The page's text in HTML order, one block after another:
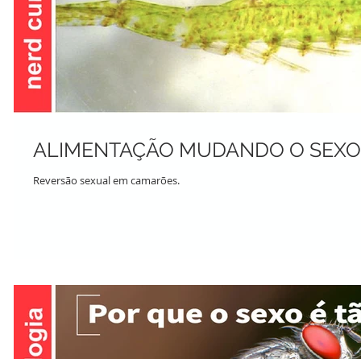
ALIMENTAÇÃO MUDANDO O
Reversão sexual em camarões.